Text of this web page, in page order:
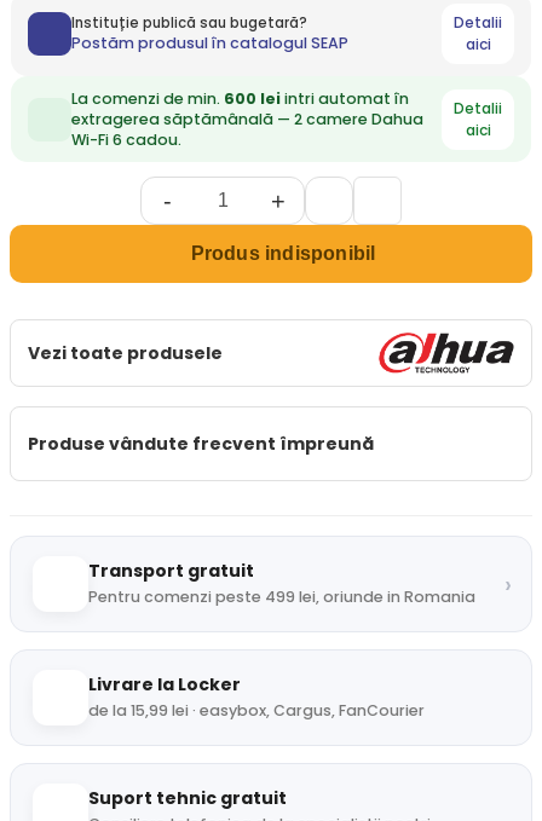
Instituție publică sau bugetară?
Postăm produsul în catalogul SEAP
Detalii
aici
La comenzi de min. 600 leiintri automat în
extragerea săptămânală — 2 camere Dahua
Wi-Fi 6 cadou.
Detalii
aici
- +
Produs indisponibil
Vezi toate produsele
Produse vândute frecvent împreună
Transport gratuit
Pentru comenzi peste 499 lei, oriunde in Romania ›
Livrare la Locker
de la 15,99 lei · easybox, Cargus, FanCourier
Suport tehnic gratuit